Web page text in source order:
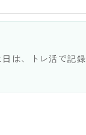
は、トレ活で記録